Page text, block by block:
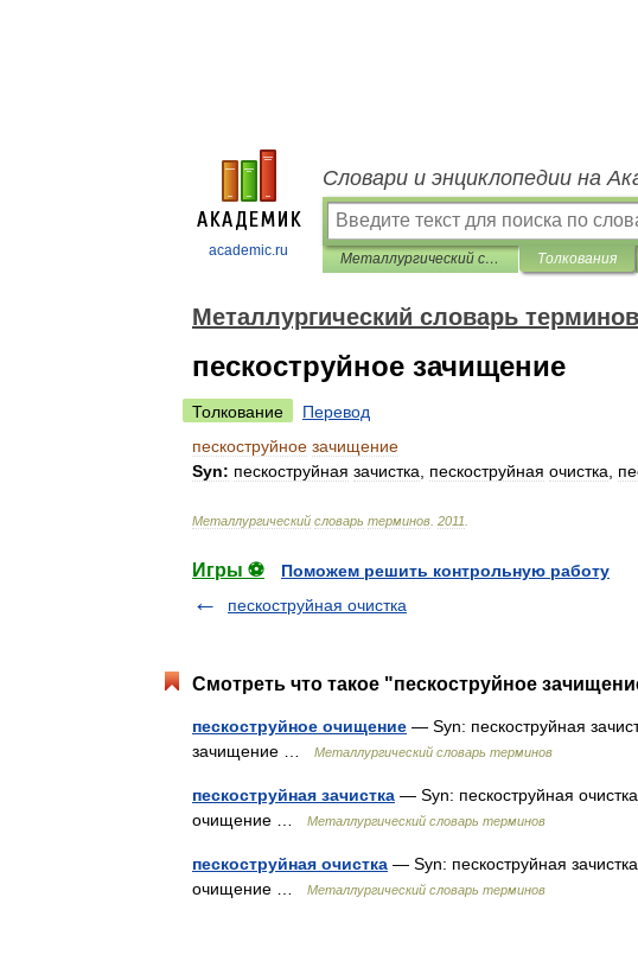
academic.ru
Словари и энциклопедии на
Металлургический словарь терминов Толкования
Металлургический словарь терминов
пескоструйное зачищение
Толкование
Перевод
пескоструйное зачищение
Syn: пескоструйная зачистка пескоструйная очистка
Металлургический словарь терминов 2011
Игры ⚽
Поможем решить контрольную работу
пескоструйная очистка
Смотреть что такое "пескоструйное
пескоструйное очищение — Syn: пескоструйная
зачищение …
Металлургический словарь терминов
пескоструйная зачистка — Syn: пескоструйная
очищение …
Металлургический словарь терминов
пескоструйная очистка — Syn: пескоструйная
очищение …
Металлургический словарь терминов